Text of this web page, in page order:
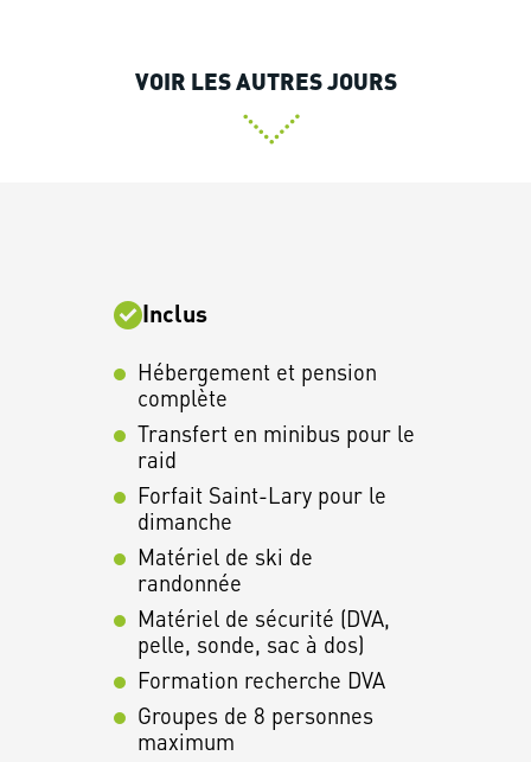
VOIR LES AUTRES JOURS
Inclus
Hébergement et pension
complète
Transfert en minibus pour le
raid
Forfait Saint-Lary pour le
dimanche
Matériel de ski de
randonnée
Matériel de sécurité (DVA,
pelle, sonde, sac à dos)
Formation recherche DVA
Groupes de 8 personnes
maximum